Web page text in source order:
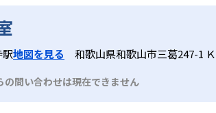
材に進む生徒もいる。
フレキシブルな受講スタイル
教室が開いている時間内であれば、何
。また、教室によっては自宅からのオン
生 部活や習い事と両立したい
方に関しては、いつでも気軽に相談可能だ
ットがある？
中高生のクラスでも数学・英語・国語
式サイトでは合格実績は公開していない
地図を見る 和歌山県和歌山市三葛247-1
の問い合わせは現在できません